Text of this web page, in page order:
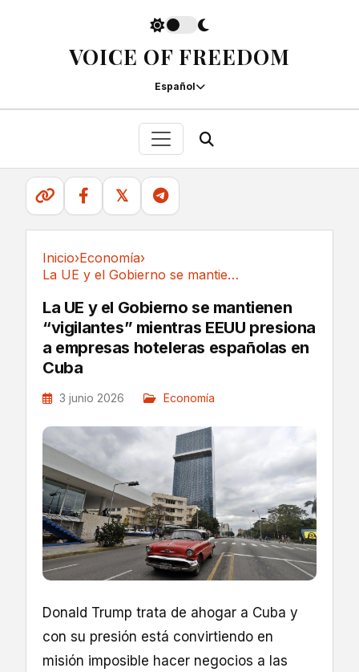
VOICE OF FREEDOM
Español
𝕏
Inicio›Economía›
La UE y el Gobierno se mantienen “vigilantes”...
La UE y el Gobierno se mantienen
“vigilantes” mientras EEUU presiona
a empresas hoteleras españolas en
Cuba
3 junio 2026 Economía
Donald Trump trata de ahogar a Cuba y
con su presión está convirtiendo en
misión imposible hacer negocios a las